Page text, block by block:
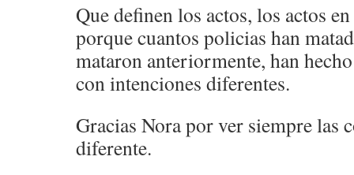
Que definen los actos, los actos
porque cuantos policias han
mataron anteriormente, han
con intenciones diferentes.
Gracias Nora por ver siempre las
diferente.